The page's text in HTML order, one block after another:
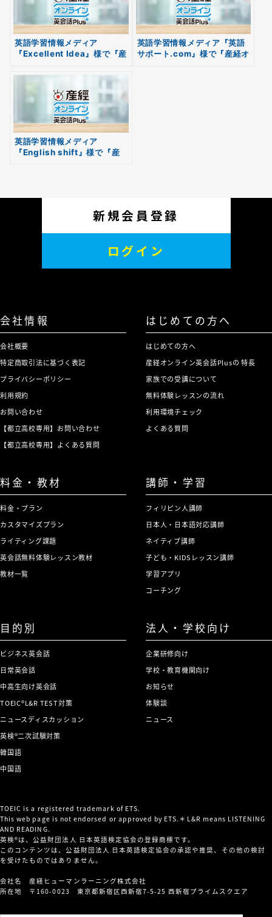
英語学習情報メディア
『Excellent Idea』様で『産
ご紹介いただきました
英語学習情報メディア『英語
サポート.com』様で『産経オ
英語学習情報メディア
『English shift』様で『産
無料
新規会員登録
ログイン
会社情報
会社概要
特定商取引法に基づく表記
プライバシーポリシー
利用規約
お問い合わせ
【都立高校専用】お問い合わせ
【都立高校専用】よくある質問
はじめての方へ
はじめての方へ
産経オンライン英会話Plusの 特長
家族での受講について
無料体験レッスンの流れ
利用環境チェック
よくある質問
料金・教材
料金・プラン
カスタマイズプラン
ライティング課題
英会話無料体験レッスン教材
教材一覧
講師・学習
フィリピン人講師
日本人・日本語対応講師
ネイティブ講師
子ども・KIDSレッスン講師
学習アプリ
コーチング
目的別
ビジネス英会話
日常英会話
中高生向け英会話
TOEIC®L&R TEST対策
ニュースディスカッション
英検®二次試験対策
韓国語
中国語
法人・学校向け
企業研修向け
学校・教育機関向け
お知らせ
体験談
ニュース
TOEIC is a registered trademark of ETS.
This web page is not endorsed or approved by ETS.＊L&R means LISTENING
AND READING.
英検®は、公益財団法人 日本英語検定協会の登録商標です。
このコンテンツは、公益財団法人 日本英語検定協会の承認や推奨、その他の検討
を受けたものではありません。
会社名 産経ヒューマンラーニング株式会社
所在地 〒160-0023 東京都新宿区西新宿7-5-25 西新宿プライムスクエア